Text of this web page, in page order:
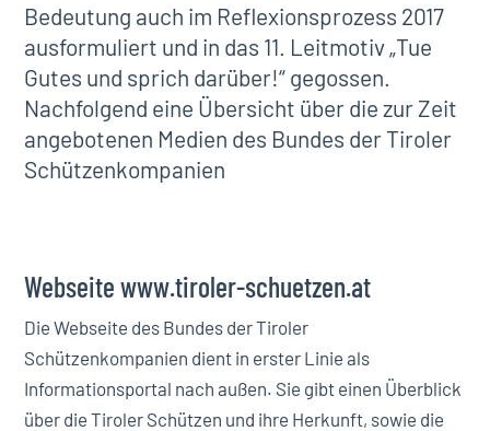
Bedeutung auch im Reflexionsprozess 2017
ausformuliert und in das 11. Leitmotiv „Tue
Gutes und sprich darüber!“ gegossen.
Nachfolgend eine Übersicht über die zur Zeit
angebotenen Medien des Bundes der Tiroler
Schützenkompanien
Webseite www.tiroler-schuetzen.at
Die Webseite des Bundes der Tiroler
Schützenkompanien dient in erster Linie als
Informationsportal nach außen. Sie gibt einen Überblick
über die Tiroler Schützen und ihre Herkunft, sowie die